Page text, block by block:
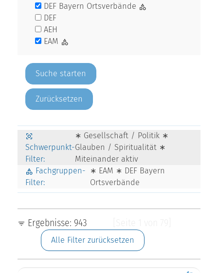
DEF Bayern Ortsverbände
DEF
AEH
EAM
Zurücksetzen
Schwerpunkt-
Filter:
∗ Gesellschaft / Politik ∗
Glauben / Spiritualität ∗
Miteinander aktiv
Fachgruppen-
Filter:
∗ EAM ∗ DEF Bayern
Ortsverbände
Ergebnisse: 943
Alle Filter zurücksetzen